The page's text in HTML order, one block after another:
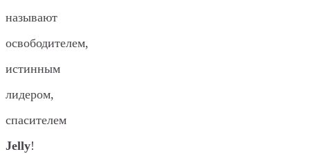
называют
освободителем,
истинным
лидером,
спасителем
Jelly!